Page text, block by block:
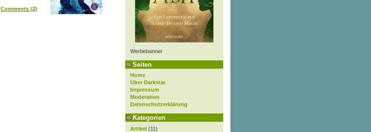
Werbebanner
Seiten
Home
Über Darkstar
Impressum
Moderation
Datenschutzerklärung
Kategorien
Artikel (11)
Comments (2)